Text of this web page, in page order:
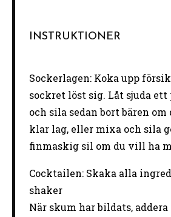
INSTRUKTIONER
Sockerlagen: Koka upp
sockret löst sig. Låt sjuda
och sila sedan bort bären
klar lag, eller mixa och sila
finmaskig sil om du vill ha
Cocktailen: Skaka alla
shaker
När skum har bildats, addera